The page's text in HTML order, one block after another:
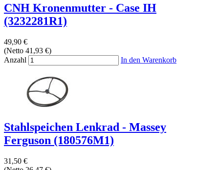
CNH Kronenmutter - Case IH
(3232281R1)
49,90 €
(Netto 41,93 €)
Anzahl
In den Warenkorb
Stahlspeichen Lenkrad - Massey
Ferguson (180576M1)
31,50 €